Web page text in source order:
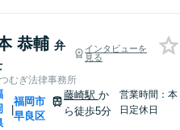
恭輔 弁
インタビューを
見る
むぎ法律事務所
|
福岡市
早良区
藤崎駅 か
ら徒歩5分
営業時間：本
日定休日